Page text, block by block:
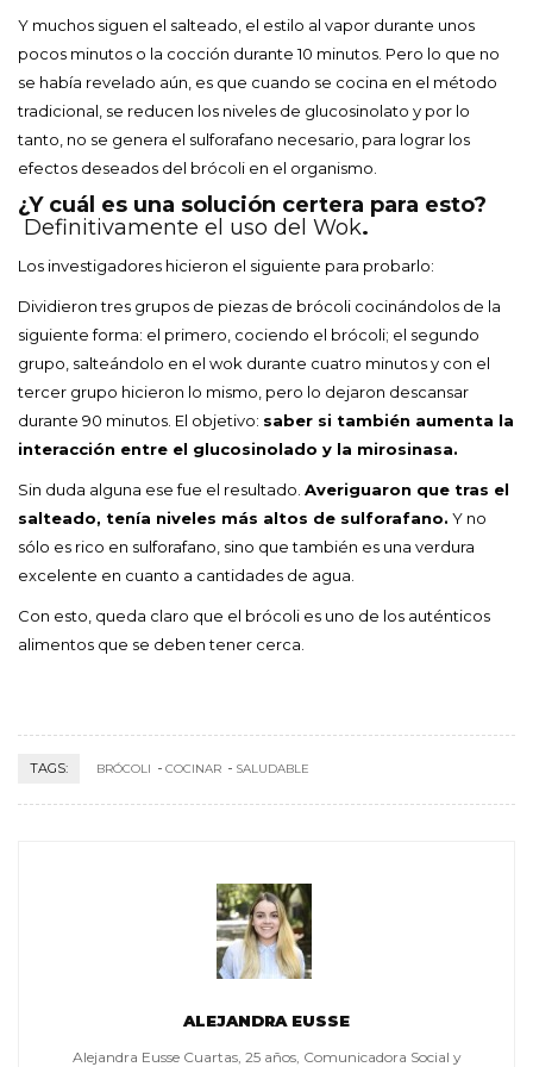
Y muchos siguen el salteado, el estilo al vapor durante unos
pocos minutos o la cocción durante 10 minutos. Pero lo que no
se había revelado aún, es que cuando se cocina en el método
tradicional, se reducen los niveles de glucosinolato y por lo
tanto, no se genera el sulforafano necesario, para lograr los
efectos deseados del brócoli en el organismo.
¿Y cuál es una solución certera para esto?
Definitivamente el uso del Wok.
Los investigadores hicieron el siguiente para probarlo:
Dividieron tres grupos de piezas de brócoli cocinándolos de la
siguiente forma: el primero, cociendo el brócoli; el segundo
grupo, salteándolo en el wok durante cuatro minutos y con el
tercer grupo hicieron lo mismo, pero lo dejaron descansar
durante 90 minutos. El objetivo: saber si también aumenta la
interacción entre el glucosinolado y la mirosinasa.
Sin duda alguna ese fue el resultado. Averiguaron que tras el
salteado, tenía niveles más altos de sulforafano. Y no
sólo es rico en sulforafano, sino que también es una verdura
excelente en cuanto a cantidades de agua.
Con esto, queda claro que el brócoli es uno de los auténticos
alimentos que se deben tener cerca.
TAGS: BRÓCOLI COCINAR SALUDABLE
ALEJANDRA EUSSE
Alejandra Eusse Cuartas, 25 años, Comunicadora Social y